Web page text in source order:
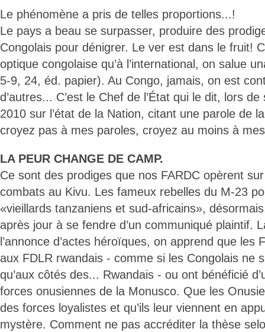
Le phénomène a pris de telles proportions...!
Le pays a beau se surpasser, produire des
Congolais pour dénigrer. Le ver est dans le fruit!
optique congolaise qu’à l’international, on salue
5-9, 24, éd. papier). Au Congo, jamais, on est
d’autres... C’est le Chef de l’État qui le dit, lors
2010 sur l’état de la Nation, citant une parole de
croyez pas à mes paroles, croyez au moins à
LA PEUR CHANGE DE CAMP.
Ce sont des prodiges que nos FARDC opèrent
combats au Kivu. Les fameux rebelles du M-23
«vieillards tanzaniens et sud-africains»,
après jour à se fendre d’un communiqué plaintif.
l’annonce d’actes héroïques, on apprend que les
aux FDLR rwandais - comme si les Congolais ne
qu’aux côtés des... Rwandais - ou ont bénéficié
forces onusiennes de la Monusco. Que les
des forces loyalistes et qu’ils leur viennent en
mystère. Comment ne pas accréditer la thèse